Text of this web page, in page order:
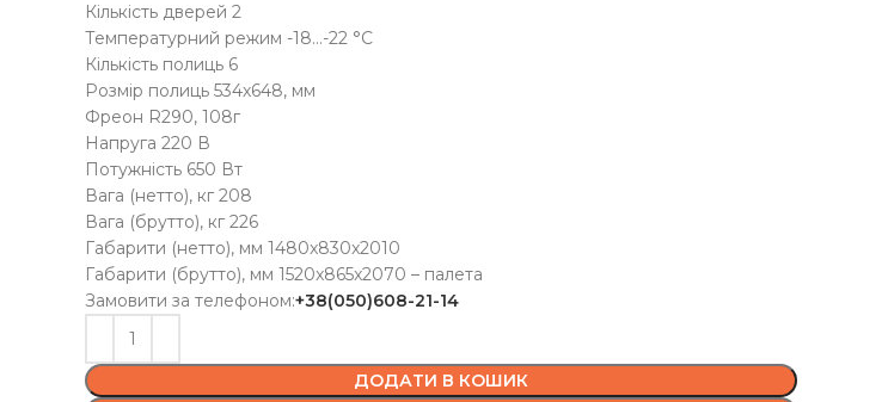
Кількість дверей 2
Температурний режим -18…-22 °С
Кількість полиць 6
Розмір полиць 534х648, мм
Фреон R290, 108г
Напруга 220 В
Потужність 650 Вт
Вага (нетто), кг 208
Вага (брутто), кг 226
Габарити (нетто), мм 1480x830x2010
Габарити (брутто), мм 1520x865x2070 – палета
Замовити за телефоном:+38(050)608-21-14
ДОДАТИ В КОШИК